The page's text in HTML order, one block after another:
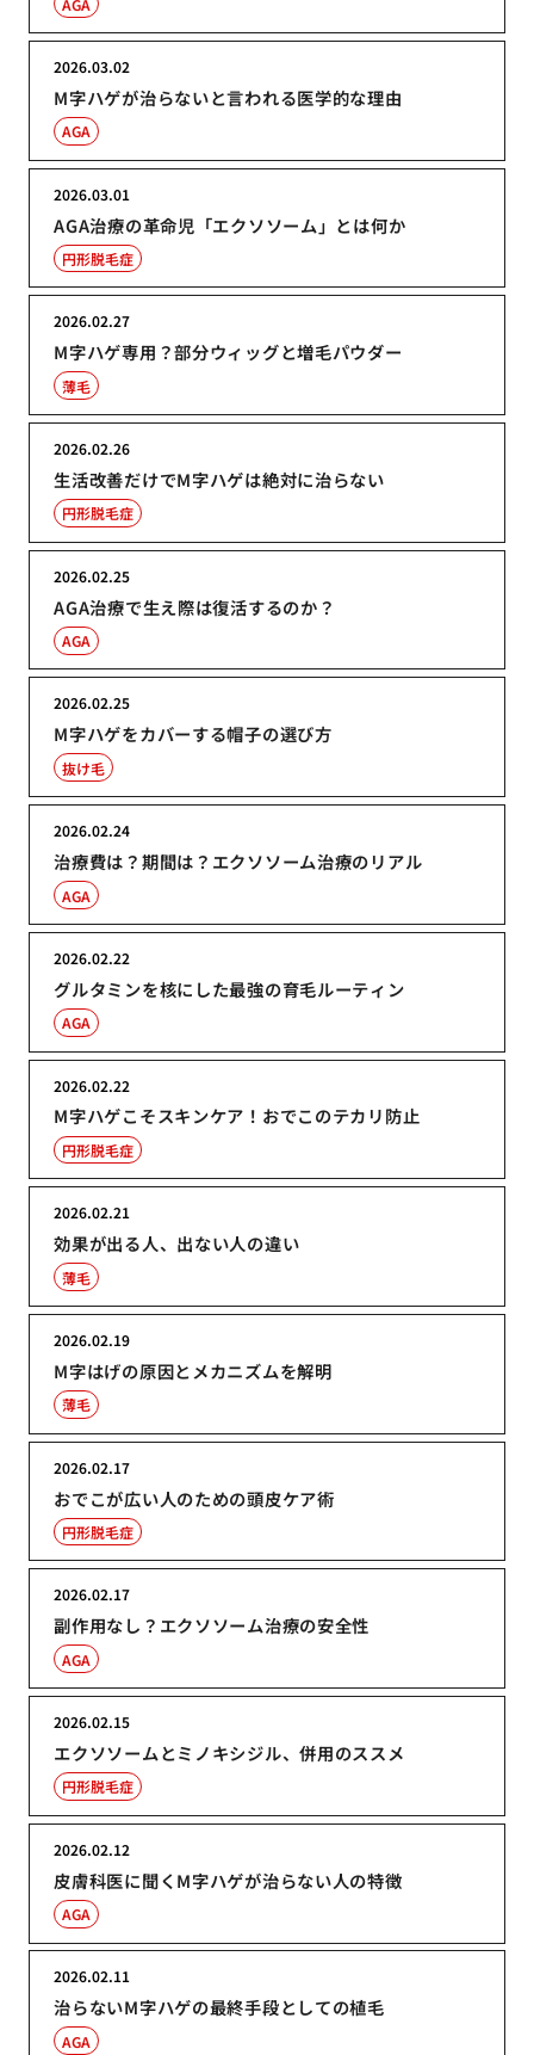
M字ハゲが治らないと言われる医学的な理由
2026.03.02
AGA
AGA治療の革命児「エクソソーム」とは何か
2026.03.01
円形脱毛症
M字ハゲ専用？部分ウィッグと増毛パウダー
2026.02.27
薄毛
生活改善だけでM字ハゲは絶対に治らない
2026.02.26
円形脱毛症
AGA治療で生え際は復活するのか？
2026.02.25
AGA
M字ハゲをカバーする帽子の選び方
2026.02.25
抜け毛
治療費は？期間は？エクソソーム治療のリアル
2026.02.24
AGA
グルタミンを核にした最強の育毛ルーティン
2026.02.22
AGA
M字ハゲこそスキンケア！おでこのテカリ防止
2026.02.22
円形脱毛症
効果が出る人、出ない人の違い
2026.02.21
薄毛
M字はげの原因とメカニズムを解明
2026.02.19
薄毛
おでこが広い人のための頭皮ケア術
2026.02.17
円形脱毛症
副作用なし？エクソソーム治療の安全性
2026.02.17
AGA
エクソソームとミノキシジル、併用のススメ
2026.02.15
円形脱毛症
皮膚科医に聞くM字ハゲが治らない人の特徴
2026.02.12
AGA
治らないM字ハゲの最終手段としての植毛
2026.02.11
AGA